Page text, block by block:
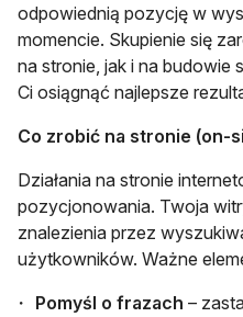
odpowiednią pozycję w
momencie. Skupienie się
na stronie, jak i na budowie
Ci osiągnąć najlepsze
Co zrobić na stronie (on-
Działania na stronie
pozycjonowania. Twoja
znalezienia przez
użytkowników. Ważne
Pomyśl o frazach –